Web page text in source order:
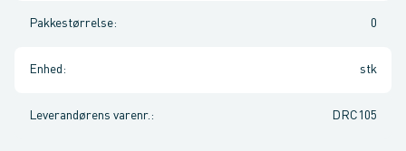
Pakkestørrelse: 0
Enhed : stk
Leverandørens varenr. : DRC105